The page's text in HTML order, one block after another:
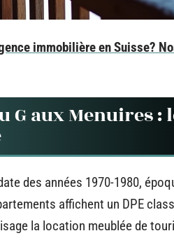
immobilière en Suisse?
G aux Menuires :
des années 1970-1980,
affichent un DPE
la location meublée de